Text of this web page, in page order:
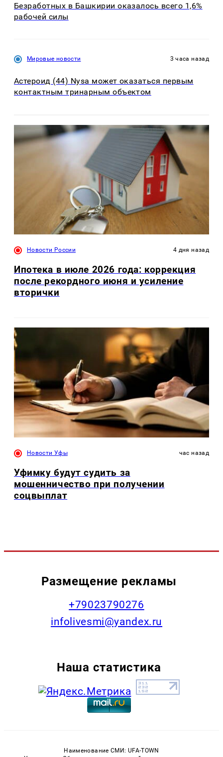
Безработных в Башкирии оказалось всего 1,6%
рабочей силы
Мировые новости 3 часа назад
Астероид (44) Nysa может оказаться первым
контактным тринарным объектом
Новости России 4 дня назад
Ипотека в июле 2026 года: коррекция
после рекордного июня и усиление
вторички
Новости Уфы час назад
Уфимку будут судить за
мошенничество при получении
соцвыплат
Размещение рекламы
+79023790276
infolivesmi@yandex.ru
Наша статистика
Наименование СМИ: UFA-TOWN